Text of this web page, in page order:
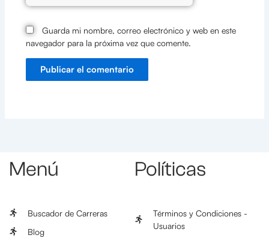
Guarda mi nombre, correo electrónico y web en este
navegador para la próxima vez que comente.
Menú
Buscador de Carreras
Blog
Políticas
Términos y Condiciones -
Usuarios